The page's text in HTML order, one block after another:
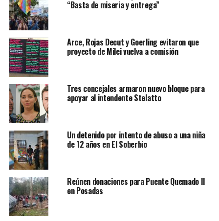
“Basta de miseria y entrega”
Arce, Rojas Decut y Goerling evitaron que
proyecto de Milei vuelva a comisión
Tres concejales armaron nuevo bloque para
apoyar al intendente Stelatto
Un detenido por intento de abuso a una niña
de 12 años en El Soberbio
Reúnen donaciones para Puente Quemado II
en Posadas